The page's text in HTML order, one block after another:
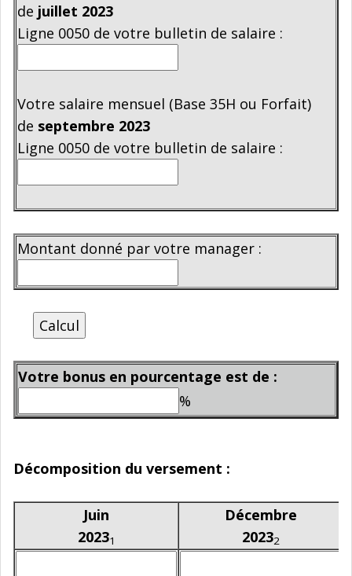
de juillet 2023
Ligne 0050 de votre bulletin de salaire :
Votre salaire mensuel (Base 35H ou Forfait)
de septembre 2023
Ligne 0050 de votre bulletin de salaire :
Montant donné par votre manager :
Calcul
Votre bonus en pourcentage est de :
%
Décomposition du versement :
Juin
20231
Décembre
20232